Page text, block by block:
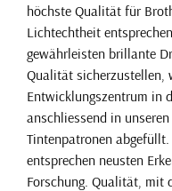
höchste Qualität für
Lichtechtheit
gewährleisten brillante
Qualität sicherzustellen,
Entwicklungszentrum in
anschliessend in
Tintenpatronen
entsprechen neusten
Forschung. Qualität, mit